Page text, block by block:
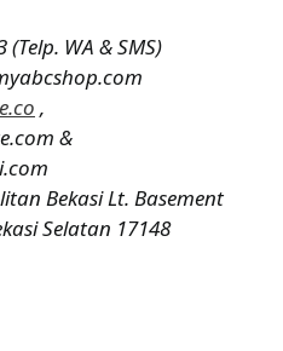
WA & SMS)
,
&
Bekasi Lt. Basement
Selatan 17148